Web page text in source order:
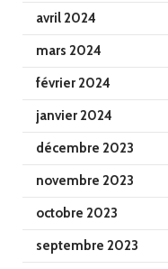
avril 2024
mars 2024
février 2024
janvier 2024
décembre 2023
novembre 2023
octobre 2023
septembre 2023